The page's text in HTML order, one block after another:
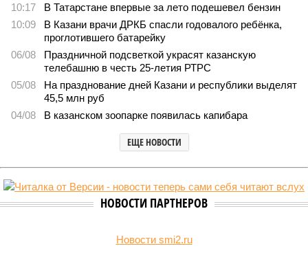
10:17
В Татарстане впервые за лето подешевел бензин
10:09
В Казани врачи ДРКБ спасли годовалого ребёнка,
проглотившего батарейку
06/08
Праздничной подсветкой украсят казанскую
телебашню в честь 25-летия РТРС
05/08
На празднование дней Казани и республики выделят
45,5 млн руб
04/08
В казанском зоопарке появилась капибара
ЕЩЕ НОВОСТИ
НОВОСТИ ПАРТНЕРОВ
Новости smi2.ru